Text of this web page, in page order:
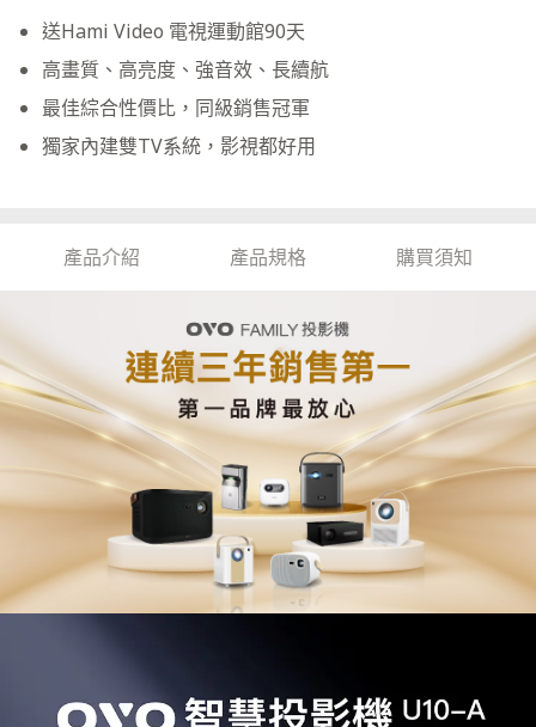
送Hami Video 電視運動館90天
高畫質、高亮度、強音效、長續航
最佳綜合性價比，同級銷售冠軍
獨家內建雙TV系統，影視都好用
產品介紹 產品規格 購買須知